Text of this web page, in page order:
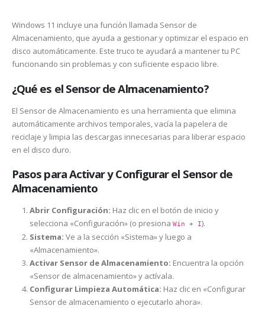
Windows 11 incluye una función llamada Sensor de
Almacenamiento, que ayuda a gestionar y optimizar el espacio en
disco automáticamente. Este truco te ayudará a mantener tu PC
funcionando sin problemas y con suficiente espacio libre.
¿Qué es el Sensor de Almacenamiento?
El Sensor de Almacenamiento es una herramienta que elimina
automáticamente archivos temporales, vacía la papelera de
reciclaje y limpia las descargas innecesarias para liberar espacio
en el disco duro.
Pasos para Activar y Configurar el Sensor de
Almacenamiento
Abrir Configuración: Haz clic en el botón de inicio y
selecciona «Configuración» (o presiona Win + I).
Sistema: Ve a la sección «Sistema» y luego a
«Almacenamiento».
Activar Sensor de Almacenamiento: Encuentra la opción
«Sensor de almacenamiento» y actívala.
Configurar Limpieza Automática: Haz clic en «Configurar
Sensor de almacenamiento o ejecutarlo ahora».